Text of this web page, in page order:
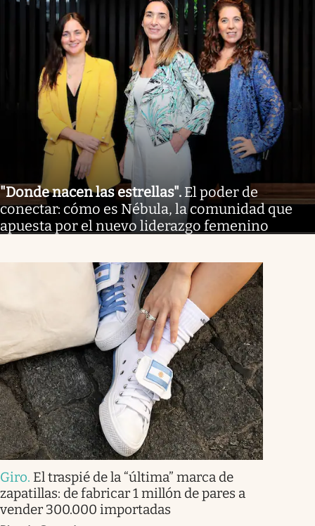
"Donde nacen las estrellas". El poder de
conectar: cómo es Nébula, la comunidad que
apuesta por el nuevo liderazgo femenino
Giro. El traspié de la “última” marca de
zapatillas: de fabricar 1 millón de pares a
vender 300.000 importadas